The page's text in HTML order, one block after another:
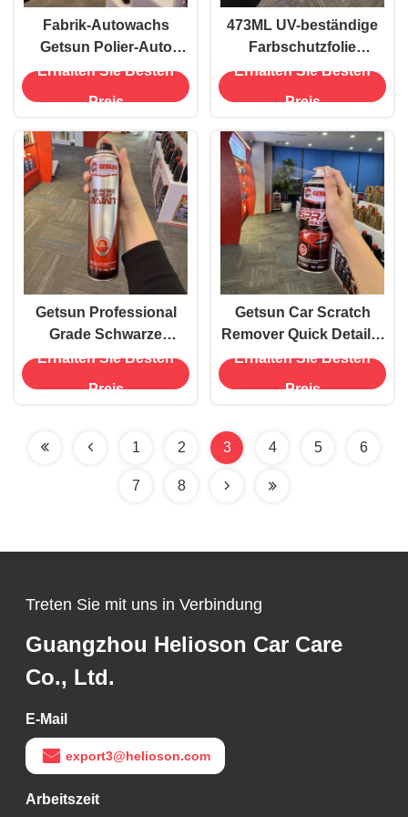
Fabrik-Autowachs
Getsun Polier-Auto
schützen Laser glänzen
Erhalten Sie Besten
Preis
473ML UV-beständige
Farbschutzfolie
Pflegeglaze zum
Erhalten Sie Besten
Preis
Getsun Professional
Grade Schwarze
Chrom-Sprayfarbe - 330
Erhalten Sie Besten
Preis
Getsun Car Scratch
Remover Quick Detailer
Spray Wax
Erhalten Sie Besten
Preis
1 2 3 4 5 6
7 8
Treten Sie mit uns in Verbindung
Guangzhou Helioson Car Care
Co., Ltd.
E-Mail
export3@helioson.com
Arbeitszeit